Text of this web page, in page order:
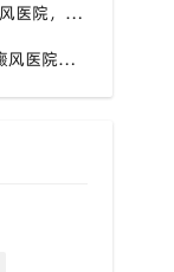
“立秋后作息要调整”✨泉州中科白癜风医院，白癜风患者，不良作息会影响皮肤状态
（八月余热仍伤人）福建泉州中科白癜风医院，白癜风外出，依旧要做好硬防晒措施